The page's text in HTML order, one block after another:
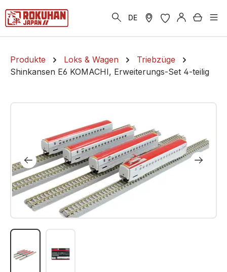
springen DE
Produkte Loks & Wagen
Triebzüge
Shinkansen E6 KOMACHI, Erweiterungs-Set 4-teilig
Bildergalerie überspringen